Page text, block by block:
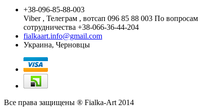
+38-096-85-88-003
Viber , Телеграм , вотсап 096 85 88 003 По вопросам
сотрудничества +38-066-36-44-204
fialkaart.info@gmail.com
Украина, Черновцы
Все права защищены ® Fialka-Art 2014